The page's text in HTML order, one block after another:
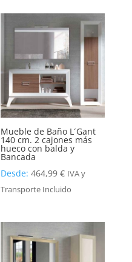
Mueble de Baño L´Gant
140 cm. 2 cajones más
hueco con balda y
Bancada
Desde:464,99€ IVA y
Transporte Incluido